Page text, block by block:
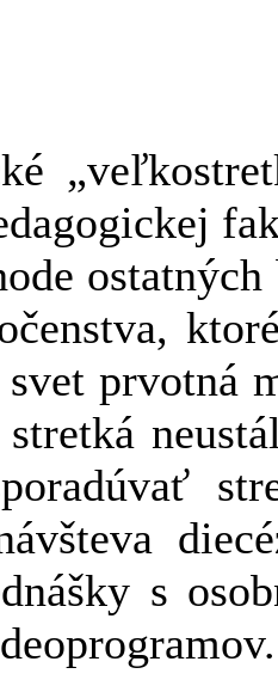
prvotná
s